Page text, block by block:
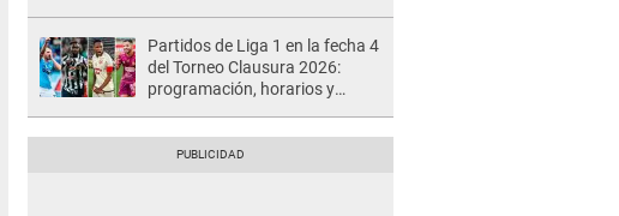
Partidos de Liga 1 en la fecha 4
del Torneo Clausura 2026:
programación, horarios y